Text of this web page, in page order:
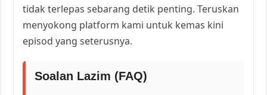
tidak terlepas sebarang detik penting. Teruskan
menyokong platform kami untuk kemas kini
episod yang seterusnya.
Soalan Lazim (FAQ)